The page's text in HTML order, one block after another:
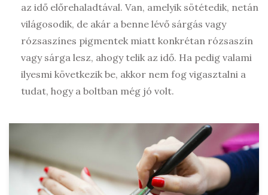
az idő előrehaladtával. Van, amelyik sötétedik, netán
világosodik, de akár a benne lévő sárgás vagy
rózsaszínes pigmentek miatt konkrétan rózsaszín
vagy sárga lesz, ahogy telik az idő. Ha pedig valami
ilyesmi következik be, akkor nem fog vigasztalni a
tudat, hogy a boltban még jó volt.